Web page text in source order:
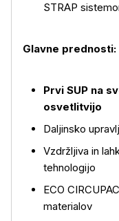
STRAP
Glavne prednosti:
Prvi SUP na
osvetlitvijo
Daljinsko
Vzdržljiva in
tehnologijo
ECO
materialov